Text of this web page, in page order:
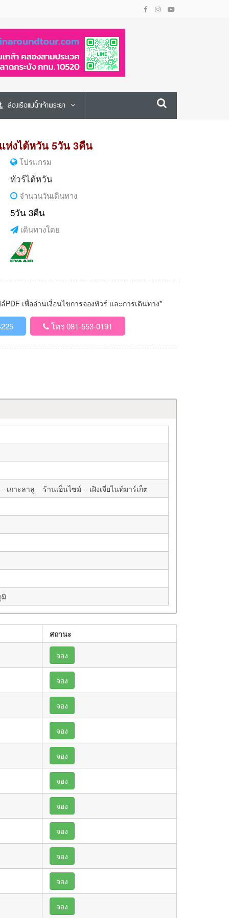
ล่องเรือแม่น้ำเจ้าพระยา
ห่งไต้หวัน 5วัน 3คืน
โปรแกรม
ทัวร์ไต้หวัน
จำนวนวันเดินทาง
5วัน 3คืน
เดินทางโดย
เพื่ออ่านเงื่อนไขการจองทัวร์ และการเดินทาง*
โทร 081-553-0191
าะลาลู – ร้านเอ็นไซม์ – เฝิงเจี่ยไนท์มาร์เก็ต
สถานะ
จอง
จอง
จอง
จอง
จอง
จอง
จอง
จอง
จอง
จอง
จอง